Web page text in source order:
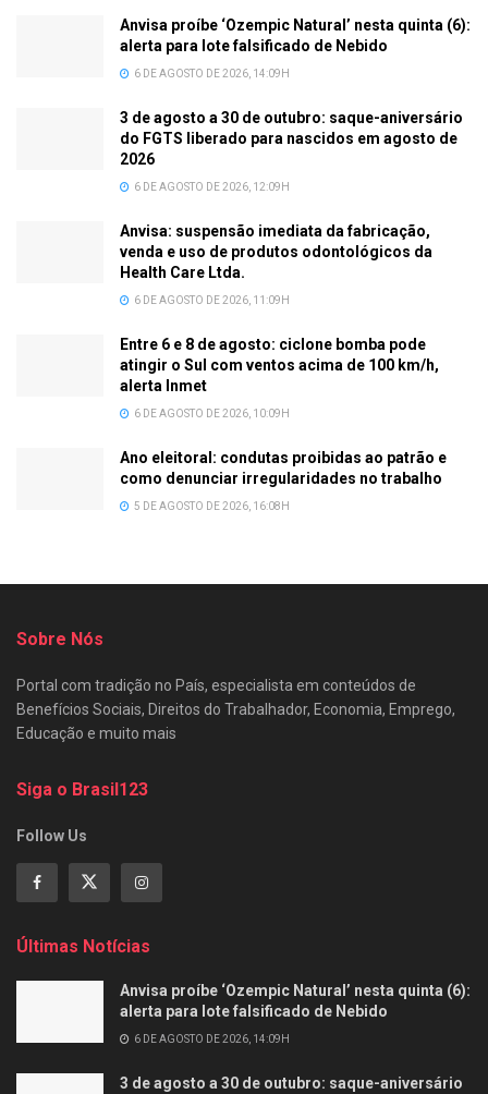
Anvisa proíbe ‘Ozempic Natural’ nesta quinta (6):
alerta para lote falsificado de Nebido
6 DE AGOSTO DE 2026, 14:09H
3 de agosto a 30 de outubro: saque-aniversário
do FGTS liberado para nascidos em agosto de
2026
6 DE AGOSTO DE 2026, 12:09H
Anvisa: suspensão imediata da fabricação,
venda e uso de produtos odontológicos da
Health Care Ltda.
6 DE AGOSTO DE 2026, 11:09H
Entre 6 e 8 de agosto: ciclone bomba pode
atingir o Sul com ventos acima de 100 km/h,
alerta Inmet
6 DE AGOSTO DE 2026, 10:09H
Ano eleitoral: condutas proibidas ao patrão e
como denunciar irregularidades no trabalho
5 DE AGOSTO DE 2026, 16:08H
Sobre Nós
Portal com tradição no País, especialista em conteúdos de
Benefícios Sociais, Direitos do Trabalhador, Economia, Emprego,
Educação e muito mais
Siga o Brasil123
Follow Us
Últimas Notícias
Anvisa proíbe ‘Ozempic Natural’ nesta quinta (6):
alerta para lote falsificado de Nebido
6 DE AGOSTO DE 2026, 14:09H
3 de agosto a 30 de outubro: saque-aniversário